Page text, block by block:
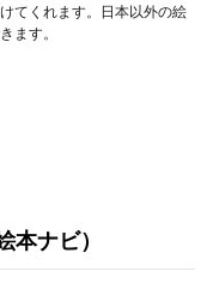
てくれます。日本以外の絵
ます。
ナビ）